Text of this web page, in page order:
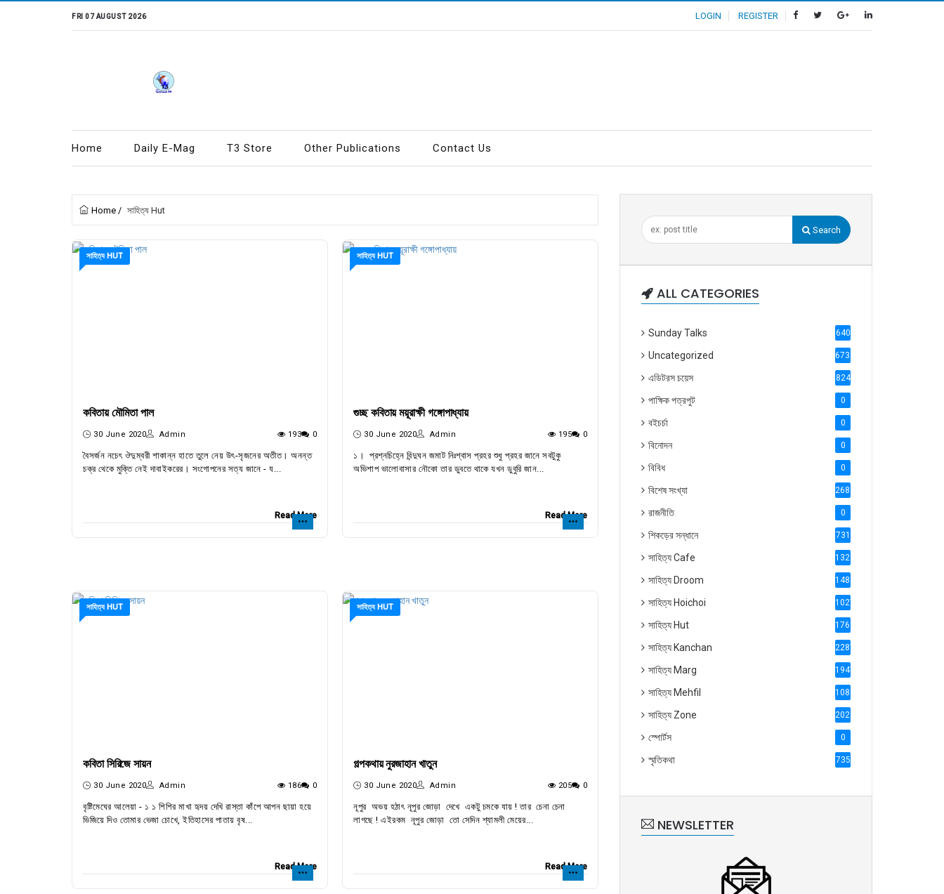
FRI 07 AUGUST 2026 LOGIN REGISTER
Home Daily E-Mag T3 Store Other Publications Contact Us
Home / সাহিত্য Hut
সাহিত্য HUT
কবিতায় মৌমিতা পাল
30 June 2020 Admin 193 0
বৈসর্জন নচেৎ ঔদুম্বরী শাকান্ন হাতে তুলে নেয় উৎ-সৃজনের অতীত। অনন্ত
চক্র থেকে মুক্তি নেই দাবাইকরের। সংগোপনের সত্য জানে - য...
Read More
সাহিত্য HUT
গুচ্ছ কবিতায় ময়ূরাক্ষী গঙ্গোপাধ্যায়
30 June 2020 Admin 195 0
১। প্রশ্নচিহ্নে বিন্দুঘন জমাট নিঃশ্বাস প্রহর শুধু প্রহর জানে সবটুকু
অভিশাপ ভালোবাসার নৌকো তার ডুবতে থাকে যখন ডুবুরি জান...
Read More
সাহিত্য HUT
কবিতা সিরিজে সায়ন
30 June 2020 Admin 186 0
বৃষ্টিমেঘের আলেয়া - ১ ১ শিশির মাখা হৃদয় দেখি রাস্তা কাঁপে আপন ছায়া হয়ে
ভিজিয়ে দিও তোমার ভেজা চোখে, ইতিহাসের পাতায় বৃষ...
Read More
সাহিত্য HUT
গল্পকথায় নুরজাহান খাতুন
30 June 2020 Admin 205 0
নূপুর অভয় হঠাৎ নূপুর জোড়া দেখে একটু চমকে যায় ! তার চেনা চেনা
লাগছে ! এইরকম নূপুর জোড়া তো সেদিন শ্যামলী মেয়ের...
Read More
Search
ALL CATEGORIES
Sunday Talks 640
Uncategorized 6738
এডিটরস চয়েস 824
পাক্ষিক পত্রপুট 0
বইচর্চা 0
বিনোদন 0
বিবিধ 0
বিশেষ সংখ্যা 2686
রাজনীতি 0
শিকড়ের সন্ধানে 731
সাহিত্য Cafe 1321
সাহিত্য Droom 1488
সাহিত্য Hoichoi 1027
সাহিত্য Hut 1769
সাহিত্য Kanchan 2287
সাহিত্য Marg 1947
সাহিত্য Mehfil 1088
সাহিত্য Zone 2028
স্পোর্টস 0
স্মৃতিকথা 735
NEWSLETTER